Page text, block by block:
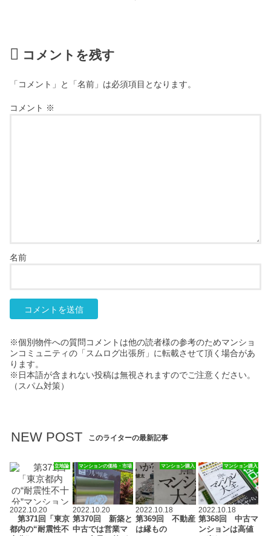
コメントを残す
「コメント」と「名前」は必須項目となります。
コメント ※
名前
※個別物件への質問コメントは他の読者様の参考のためマンショ
ンコミュニティの「スムログ出張所」に転載させて頂く場合があ
ります。
※日本語が含まれない投稿は無視されますのでご注意ください。
（スパム対策）
NEW POST このライターの最新記事
立地論
2022.10.20
第371回「東京
都内の“耐震性不
マンションの価格・市場
2022.10.20
第370回 新築と
中古では営業マ
マンション購入
2022.10.18
第369回 不動産
は縁もの
マンション購入
2022.10.18
第368回 中古マ
ンションは高値